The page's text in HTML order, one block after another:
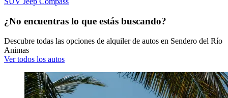
¿No encuentras lo que estás buscando?
Descubre todas las opciones de alquiler de autos en Sendero del Río
Animas
Ver todos los autos